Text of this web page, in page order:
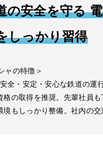
の安全を守る
しっかり習得
ャの特徴＞
全・安定・安心な鉄道の運
の取得を推奨。先輩社員も
もしっかり整備。社内の交